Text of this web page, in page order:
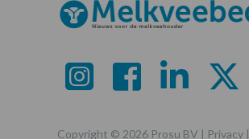
Copyright © 2026 Prosu BV | Privacy |